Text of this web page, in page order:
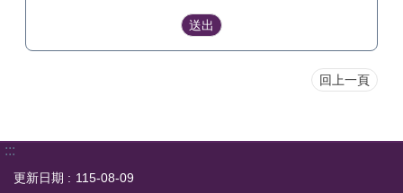
回上一頁
:::
更新日期
115-08-09